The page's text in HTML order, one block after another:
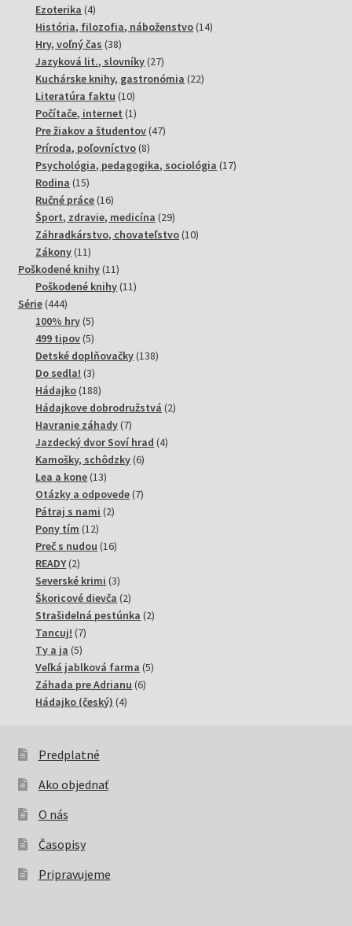
Ezoterika 44
produkty
História, filozofia, náboženstvo 1414
Hry, voľný čas 3838
produktov
Jazyková lit., slovníky 2727
produktov
Kuchárske knihy, gastronómia 2222
Literatúra faktu 1010
produktov
Počítače, internet 11
produkt
Pre žiakov a študentov 4747
Príroda, poľovníctvo 88
produktov
Psychológia, pedagogika, sociológia 1717
Rodina 1515
produktov
Ručné práce 1616
produktov
Šport, zdravie, medicína 2929
produktov
Záhradkárstvo, chovateľstvo 1010
Zákony 1111
produktov
Poškodené knihy 1111
produktov
Poškodené knihy 1111
Série 444444
produktov
100% hry 55
produktov
499 tipov 55
produktov
Detské doplňovačky 138138
Do sedla! 33
produkty
Hádajko 188188
produktov
Hádajkove dobrodružstvá 22
Havranie záhady 77
produktov
Jazdecký dvor Soví hrad 44
Kamošky, schôdzky 66
Lea a kone 1313
produktov
Otázky a odpovede 77
Pátraj s nami 22
Pony tím 1212
produktov
Preč s nudou 1616
READY 22
produkty
Severské krimi 33
produkty
Škoricové dievča 22
produkty
Strašidelná pestúnka 22
Tancuj! 77
Ty a ja 55
produktov
Veľká jablková farma 55
Záhada pre Adrianu 66
Hádajko (český) 44
Predplatné
Ako objednať
O nás
Časopisy
Pripravujeme